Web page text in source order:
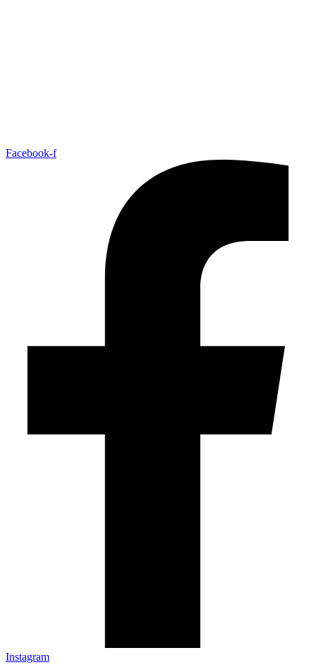
Facebook-f
Instagram